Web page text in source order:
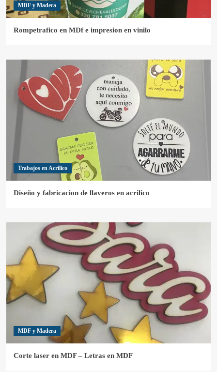
MDF y Madera
Rompetrafico en MDf e impresion en vinilo
Trabajos en Acrilico
Diseño y fabricacion de llaveros en acrilico
MDF y Madera
Corte laser en MDF – Letras en MDF